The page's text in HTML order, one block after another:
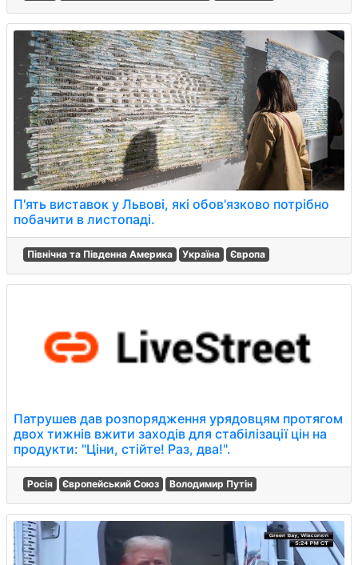
П'ять виставок у Львові, які обов'язково потрібно
побачити в листопаді.
Північна та Південна Америка Україна Європа
Патрушев дав розпорядження урядовцям протягом
двох тижнів вжити заходів для стабілізації цін на
продукти: "Ціни, стійте! Раз, два!".
Росія Європейський Союз Володимир Путін